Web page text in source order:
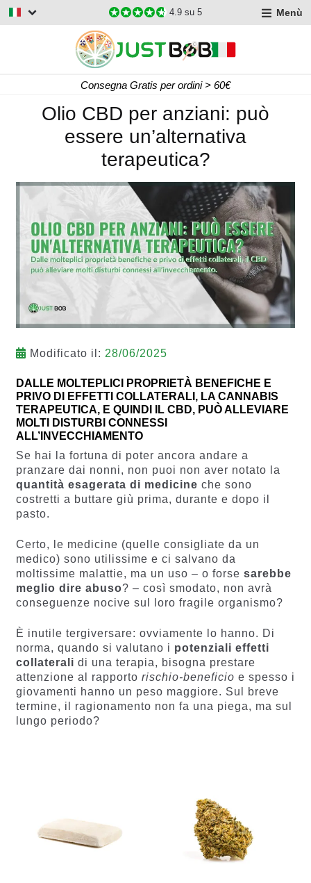
4.9 su 5 Menù
Consegna Gratis per ordini > 60€
Olio CBD per anziani: può
essere un’alternativa
terapeutica?
Modificato il: 28/06/2025
DALLE MOLTEPLICI PROPRIETÀ BENEFICHE E
PRIVO DI EFFETTI COLLATERALI, LA CANNABIS
TERAPEUTICA, E QUINDI IL CBD, PUÒ ALLEVIARE
MOLTI DISTURBI CONNESSI
ALL’INVECCHIAMENTO
Se hai la fortuna di poter ancora andare a
pranzare dai nonni, non puoi non aver notato la
quantità esagerata di medicine che sono
costretti a buttare giù prima, durante e dopo il
pasto.
Certo, le medicine (quelle consigliate da un
medico) sono utilissime e ci salvano da
moltissime malattie, ma un uso – o forse sarebbe
meglio dire abuso? – così smodato, non avrà
conseguenze nocive sul loro fragile organismo?
È inutile tergiversare: ovviamente lo hanno. Di
norma, quando si valutano i potenziali effetti
collaterali di una terapia, bisogna prestare
attenzione al rapporto rischio-beneficio e spesso i
giovamenti hanno un peso maggiore. Sul breve
termine, il ragionamento non fa una piega, ma sul
lungo periodo?